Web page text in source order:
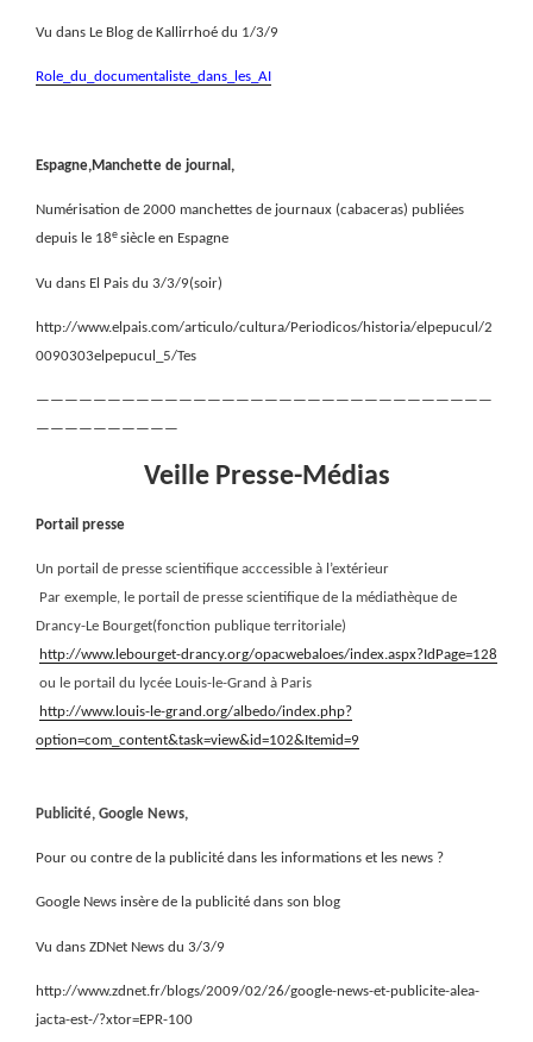
Vu dans Le Blog de Kallirrhoé du 1/3/9
Role_du_documentaliste_dans_les_AI
Espagne,Manchette de journal,
Numérisation de 2000 manchettes de journaux (cabaceras) publiées
depuis le 18e siècle en Espagne
Vu dans El Pais du 3/3/9(soir)
http://www.elpais.com/articulo/cultura/Periodicos/historia/elpepucul/2
0090303elpepucul_5/Tes
————————————————————————————————
——————————
Veille Presse-Médias
Portail presse
Un portail de presse scientifique acccessible à l’extérieur
Par exemple, le portail de presse scientifique de la médiathèque de
Drancy-Le Bourget(fonction publique territoriale)
http://www.lebourget-drancy.org/opacwebaloes/index.aspx?IdPage=128
ou le portail du lycée Louis-le-Grand à Paris
http://www.louis-le-grand.org/albedo/index.php?
option=com_content&task=view&id=102&Itemid=9
Publicité, Google News,
Pour ou contre de la publicité dans les informations et les news ?
Google News insère de la publicité dans son blog
Vu dans ZDNet News du 3/3/9
http://www.zdnet.fr/blogs/2009/02/26/google-news-et-publicite-alea-
jacta-est-/?xtor=EPR-100